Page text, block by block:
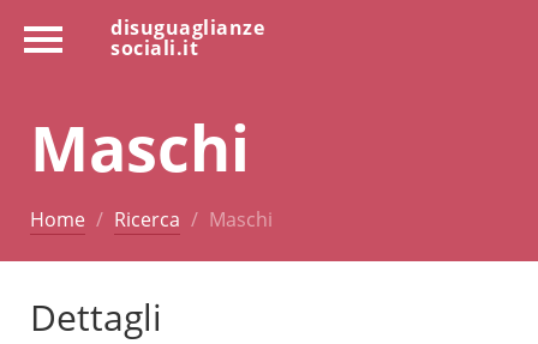
disuguaglianze
sociali.it
Maschi
Home Ricerca Maschi
Dettagli